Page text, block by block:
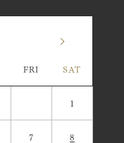
FRI SAT
1
7 8